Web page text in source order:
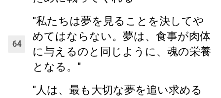
"私たちは夢を見ることを決してや
めてはならない。夢は、食事が肉体
に与えるのと同じように、魂の栄養
となる。"
"人は、最も大切な夢を追い求める